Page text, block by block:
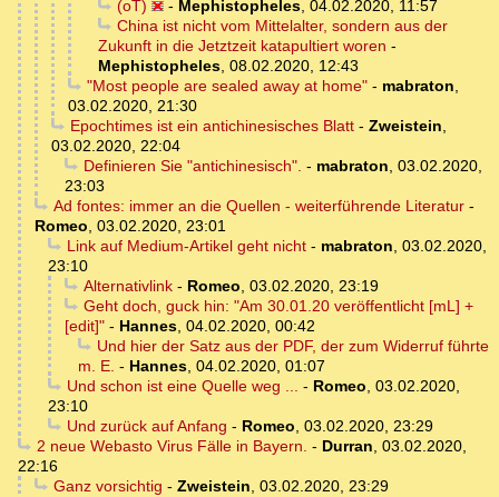
(oT)
- Mephistopheles, 04.02.2020, 11:57
China ist nicht vom Mittelalter, sondern aus der
Zukunft in die Jetztzeit katapultiert woren -
Mephistopheles, 08.02.2020, 12:43
"Most people are sealed away at home"- mabraton,
03.02.2020, 21:30
Epochtimes ist ein antichinesisches Blatt- Zweistein,
03.02.2020, 22:04
Definieren Sie "antichinesisch". - mabraton, 03.02.2020,
23:03
Ad fontes: immer an die Quellen - weiterführende Literatur-
Romeo, 03.02.2020, 23:01
Link auf Medium-Artikel geht nicht- mabraton, 03.02.2020,
23:10
Alternativlink- Romeo, 03.02.2020, 23:19
Geht doch, guck hin: "Am 30.01.20 veröffentlicht [mL] +
[edit]" - Hannes, 04.02.2020, 00:42
Und hier der Satz aus der PDF, der zum Widerruf führte
m. E. - Hannes, 04.02.2020, 01:07
Und schon ist eine Quelle weg ... - Romeo, 03.02.2020,
23:10
Und zurück auf Anfang - Romeo, 03.02.2020, 23:29
2 neue Webasto Virus Fälle in Bayern. - Durran, 03.02.2020,
22:16
Ganz vorsichtig - Zweistein, 03.02.2020, 23:29